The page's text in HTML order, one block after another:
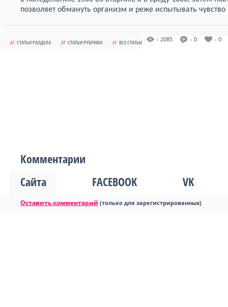
позволяет обмануть организм и реже испытывать чувство
// СТАТЬИ РАЗДЕЛА // СТАТЬИ РУБРИКИ // ВСЕ СТАТЬИ - 2085 - 0 - 0
Комментарии
Сайта
FACEBOOK VK
Оставить комментарий (только для зарегистрированных)